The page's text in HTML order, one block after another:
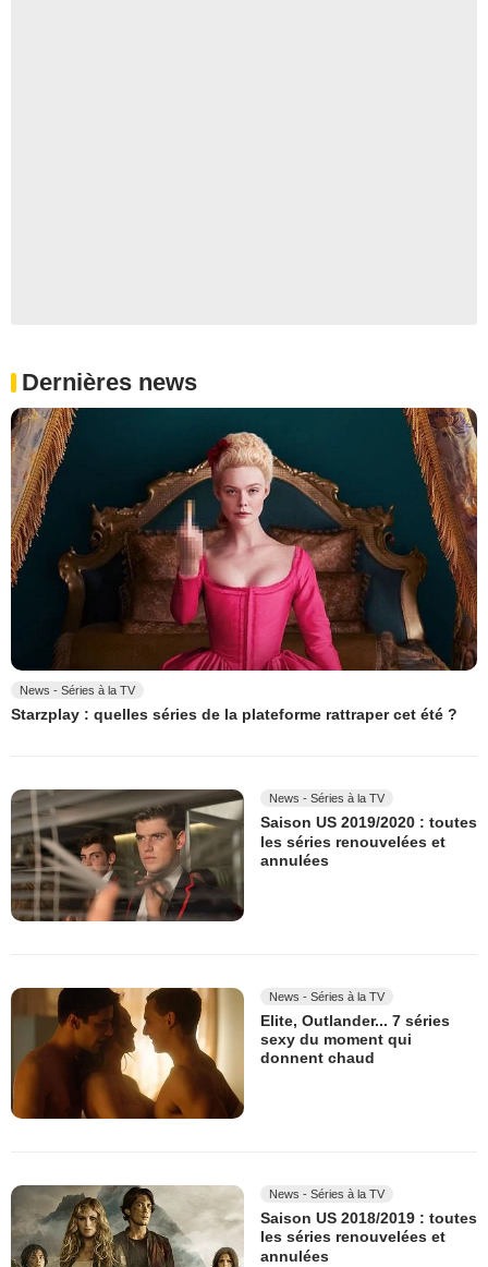
Dernières news
News - Séries à la TV
Starzplay : quelles séries de la plateforme rattraper cet été ?
News - Séries à la TV
Saison US 2019/2020 : toutes
les séries renouvelées et
annulées
News - Séries à la TV
Elite, Outlander... 7 séries
sexy du moment qui
donnent chaud
News - Séries à la TV
Saison US 2018/2019 : toutes
les séries renouvelées et
annulées